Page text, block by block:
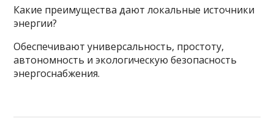
Какие преимущества дают локальные источники
энергии?
Обеспечивают универсальность, простоту,
автономность и экологическую безопасность
энергоснабжения.